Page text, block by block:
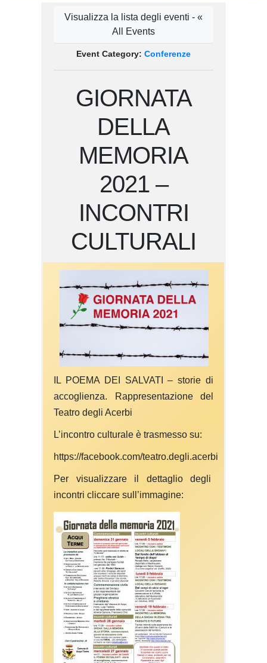
Visualizza la lista degli eventi - «
All Events
Event Category: Conferenze
GIORNATA
DELLA
MEMORIA
2021 –
INCONTRI
CULTURALI
IL POEMA DEI SALVATI – storie di
accoglienza. Rappresentazione del
Teatro degli Acerbi
L’incontro culturale è trasmesso su:
https://facebook.com/teatro.degli.acerbi
Per visualizzare il dettaglio degli
incontri cliccare sull’immagine: